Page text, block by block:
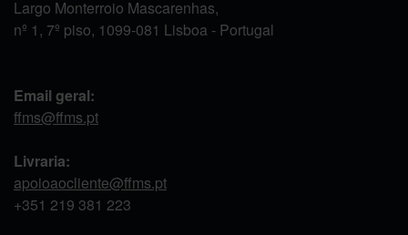
Largo Monterroio Mascarenhas,
nº 1, 7º piso, 1099-081 Lisboa - Portugal
Email geral:
ffms@ffms.pt
Livraria:
apoioaocliente@ffms.pt
+351 219 381 223